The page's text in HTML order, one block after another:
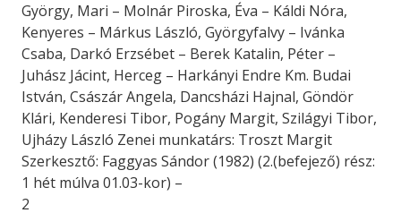
György, Mari – Molnár Piroska, Éva – Káldi Nóra,
Kenyeres – Márkus László, Györgyfalvy – Ivánka
Csaba, Darkó Erzsébet – Berek Katalin, Péter –
Juhász Jácint, Herceg – Harkányi Endre Km. Budai
István, Császár Angela, Dancsházi Hajnal, Göndör
Klári, Kenderesi Tibor, Pogány Margit, Szilágyi Tibor,
Ujházy László Zenei munkatárs: Troszt Margit
Szerkesztő: Faggyas Sándor (1982) (2.(befejező) rész:
1 hét múlva 01.03-kor) –
2